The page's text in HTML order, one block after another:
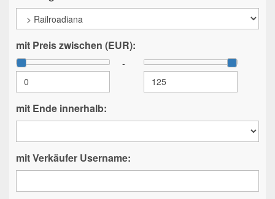
mit Preis zwischen (EUR):
-
mit Ende innerhalb:
mit Verkäufer Username: